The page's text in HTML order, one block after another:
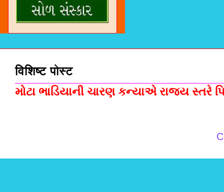
विशिष्ट पोस्ट
મોટા ભાડિયાની ચારણ કન્યાએ રાજ્ય સ્તરે